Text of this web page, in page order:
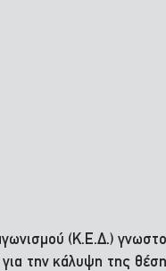
(Κ.Ε.Δ.)
την κάλυψη της